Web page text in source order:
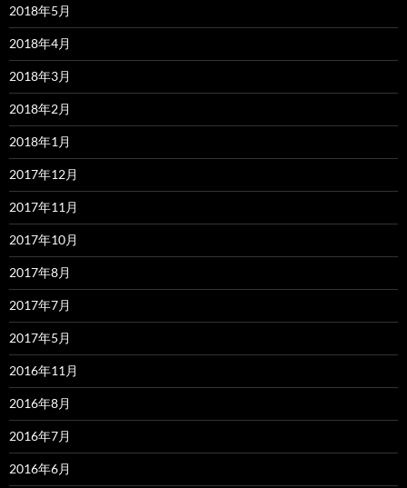
2018年5月
2018年4月
2018年3月
2018年2月
2018年1月
2017年12月
2017年11月
2017年10月
2017年8月
2017年7月
2017年5月
2016年11月
2016年8月
2016年7月
2016年6月